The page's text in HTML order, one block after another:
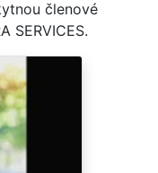
členové
SERVICES.